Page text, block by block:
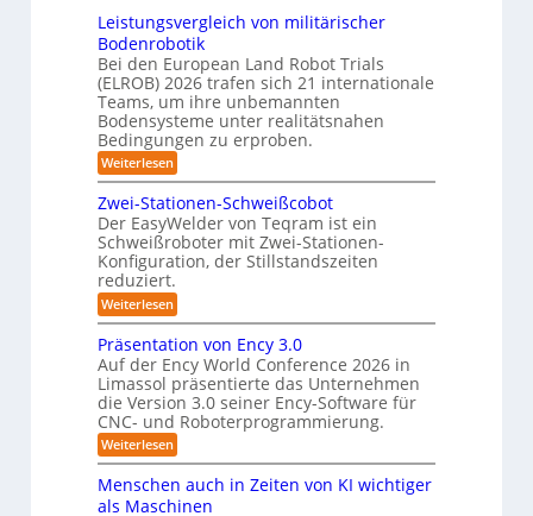
b
o
t
e
r
D
-
S
t
e
r
e
o
-
K
a
m
e
r
a
s
y
s
t
e
f
u
t
t
l
e
-
S
y
s
t
e
f
ü
r
R
e
i
n
r
ä
u
Leistungsvergleich von militärischer
Bodenrobotik
Bei den European Land Robot Trials
(ELROB) 2026 trafen sich 21 internationale
Teams, um ihre unbemannten
Bodensysteme unter realitätsnahen
Bedingungen zu erproben.
Weiterlesen:
L
e
i
s
t
u
g
s
v
e
r
g
l
e
i
c
h
v
o
n
Zwei-Stationen-Schweißcobot
Der EasyWelder von Teqram ist ein
Schweißroboter mit Zwei-Stationen-
Konfiguration, der Stillstandszeiten
reduziert.
Weiterlesen:
Z
w
e
i
-
S
t
a
t
i
o
n
Präsentation von Ency 3.0
Auf der Ency World Conference 2026 in
Limassol präsentierte das Unternehmen
die Version 3.0 seiner Ency-Software für
CNC- und Roboterprogrammierung.
Weiterlesen:
P
ä
s
Menschen auch in Zeiten von KI wichtiger
als Maschinen